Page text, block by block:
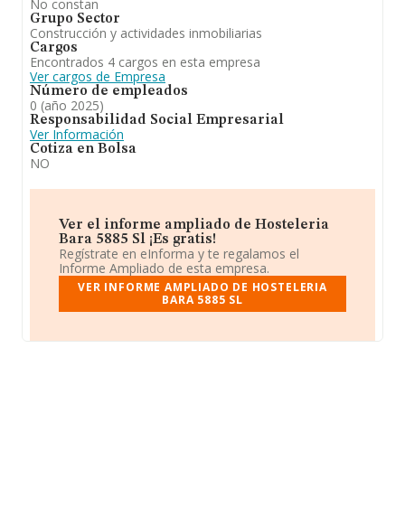
No constan
Grupo Sector
Construcción y actividades inmobiliarias
Cargos
Encontrados 4 cargos en esta empresa
Ver cargos de Empresa
Número de empleados
0 (año 2025)
Responsabilidad Social Empresarial
Ver Información
Cotiza en Bolsa
NO
Ver el informe ampliado de Hosteleria
Bara 5885 Sl ¡Es gratis!
Regístrate en eInforma y te regalamos el
Informe Ampliado de esta empresa.
VER INFORME AMPLIADO DE HOSTELERIA
BARA 5885 SL